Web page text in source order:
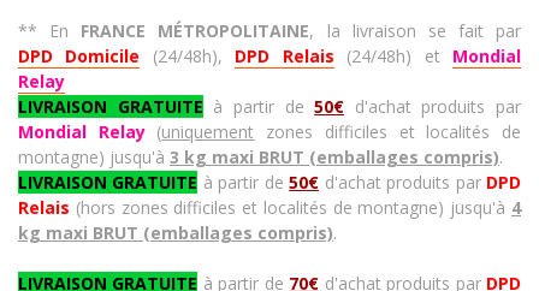
** En FRANCE MÉTROPOLITAINE, la livraison se fait par
DPD Domicile (24/48h), DPD Relais (24/48h) et Mondial
Relay
LIVRAISON GRATUITE à partir de50€ d'achat produits par
Mondial Relay (uniquement
zones difficiles et localités de
montagne) jusqu'à 3 kg maxi BRUT (emballages compris).
LIVRAISON GRATUITE à partir de50€ d'achat produits par DPD
Relais (hors zones difficiles et localités de montagne) jusqu'à 4
kg maxi BRUT (emballages compris).
LIVRAISON GRATUITE à partir de 70€ d'achat produits par DPD